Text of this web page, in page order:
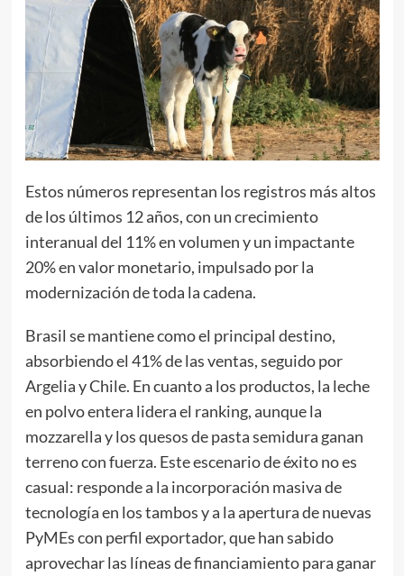
Estos números representan los registros más altos
de los últimos 12 años, con un crecimiento
interanual del 11% en volumen y un impactante
20% en valor monetario, impulsado por la
modernización de toda la cadena.
Brasil se mantiene como el principal destino,
absorbiendo el 41% de las ventas, seguido por
Argelia y Chile. En cuanto a los productos, la leche
en polvo entera lidera el ranking, aunque la
mozzarella y los quesos de pasta semidura ganan
terreno con fuerza. Este escenario de éxito no es
casual: responde a la incorporación masiva de
tecnología en los tambos y a la apertura de nuevas
PyMEs con perfil exportador, que han sabido
aprovechar las líneas de financiamiento para ganar